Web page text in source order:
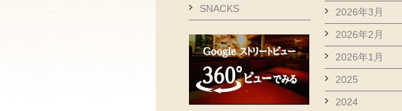
SNACKS
2026年3月
2026年2月
2026年1月
2025
2024